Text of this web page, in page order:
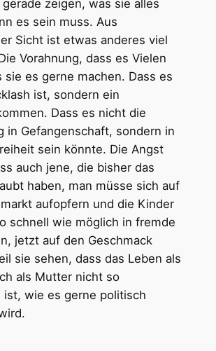
zeigen, was sie alles
es sein muss. Aus
Sicht ist etwas anderes viel
Vorahnung, dass es Vielen
sie es gerne machen. Dass es
ist, sondern ein
Dass es nicht die
in Gefangenschaft, sondern in
sein könnte. Die Angst
auch jene, die bisher das
haben, man müsse sich auf
aufopfern und die Kinder
schnell wie möglich in fremde
jetzt auf den Geschmack
sie sehen, dass das Leben als
als Mutter nicht so
ist, wie es gerne politisch